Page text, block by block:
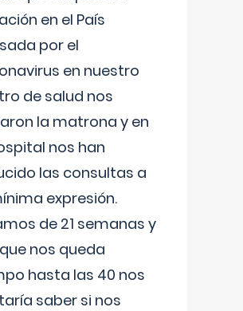
en el País
por el
en nuestro
de salud nos
la matrona y en
nos han
las consultas a
expresión.
de 21 semanas y
nos queda
hasta las 40 nos
saber si nos